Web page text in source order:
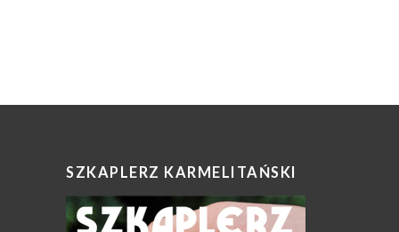
SZKAPLERZ KARMELITAŃSKI